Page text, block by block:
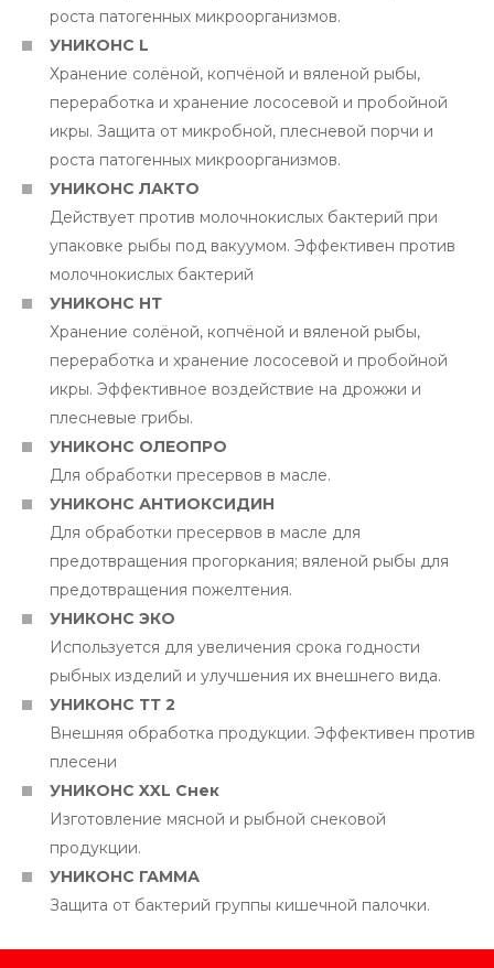
роста патогенных микроорганизмов.
УНИКОНС L
Хранение солёной, копчёной и вяленой рыбы,
переработка и хранение лососевой и пробойной
икры. Защита от микробной, плесневой порчи и
роста патогенных микроорганизмов.
УНИКОНС ЛАКТО
Действует против молочнокислых бактерий при
упаковке рыбы под вакуумом. Эффективен против
молочнокислых бактерий
УНИКОНС НТ
Хранение солёной, копчёной и вяленой рыбы,
переработка и хранение лососевой и пробойной
икры. Эффективное воздействие на дрожжи и
плесневые грибы.
УНИКОНС ОЛЕОПРО
Для обработки пресервов в масле.
УНИКОНС АНТИОКСИДИН
Для обработки пресервов в масле для
предотвращения прогоркания; вяленой рыбы для
предотвращения пожелтения.
УНИКОНС ЭКО
Используется для увеличения срока годности
рыбных изделий и улучшения их внешнего вида.
УНИКОНС ТТ 2
Внешняя обработка продукции. Эффективен против
плесени
УНИКОНС XXL Снек
Изготовление мясной и рыбной снековой
продукции.
УНИКОНС ГАММА
Защита от бактерий группы кишечной палочки.